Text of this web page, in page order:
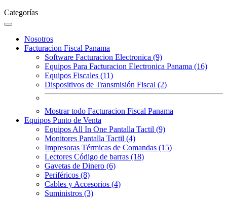
Categorías
Nosotros
Facturacion Fiscal Panama
Software Facturacion Electronica (9)
Equipos Para Facturacion Electronica Panama (16)
Equipos Fiscales (11)
Dispositivos de Transmisión Fiscal (2)
Mostrar todo Facturacion Fiscal Panama
Equipos Punto de Venta
Equipos All In One Pantalla Tactil (9)
Monitores Pantalla Tactil (4)
Impresoras Térmicas de Comandas (15)
Lectores Código de barras (18)
Gavetas de Dinero (6)
Periféricos (8)
Cables y Accesorios (4)
Suministros (3)